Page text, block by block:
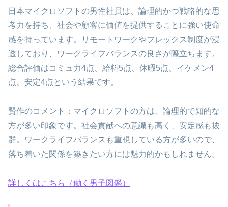
日本マイクロソフトの男性社員は、論理的かつ戦略的な思
考力を持ち、社会や顧客に価値を提供することに強い使命
感を持っています。リモートワークやフレックス制度が浸
透しており、ワークライフバランスの良さが際立ちます。
総合評価はコミュ力4点、給料5点、休暇5点、イケメン4
点、安定4点という結果です。
賢作のコメント：マイクロソフトの方は、論理的で知的な
方が多い印象です。社会貢献への意識も高く、安定感も抜
群。ワークライフバランスも重視している方が多いので、
落ち着いた関係を築きたい方には魅力的かもしれません。
詳しくはこちら（働く男子図鑑）